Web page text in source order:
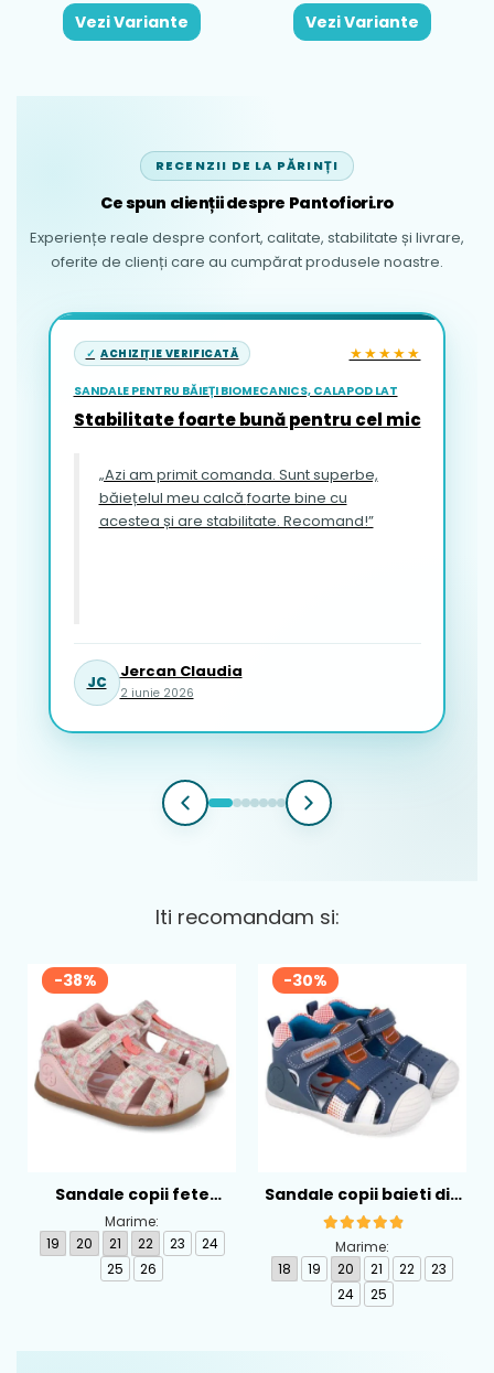
Vezi Variante Vezi Variante
RECENZII DE LA PĂRINȚI
Ce spun clienții despre Pantofiori.ro
Experiențe reale despre confort, calitate, stabilitate și livrare,
oferite de clienți care au cumpărat produsele noastre.
ACHIZIȚIE VERIFICATĂ ★★★★★
SANDALE PENTRU BĂIEȚI BIOMECANICS, CALAPOD LAT
Stabilitate foarte bună pentru cel mic
„Azi am primit comanda. Sunt superbe,
băiețelul meu calcă foarte bine cu
acestea și are stabilitate. Recomand!”
JC
Jercan Claudia
2 iunie 2026
Iti recomandam si:
-38%
Sandale copii fete
calapod lat din textil
Biomecanics, Roz -
262193-A103
Marime:
19
20 21 22 23
24
25
26
-30%
Sandale copii baieti din
piele Biomecanics,
Albastru - 262124-A556
Marime:
18
19 20 21 22
23
24
25